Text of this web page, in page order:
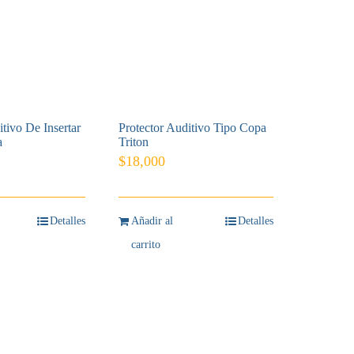
De Insertar
Detalles
Protector Auditivo Tipo Copa
Triton
$18,000
Añadir al
carrito
Detalles